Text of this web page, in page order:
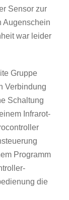
Sensor zur
Augenschein
war leider
Gruppe
Verbindung
Schaltung
Infrarot-
Programm
die